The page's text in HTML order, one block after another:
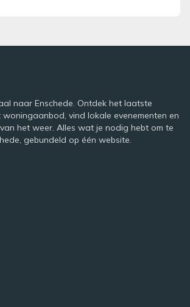
naar Enschede. Ontdek het laatste
woningaanbod, vind lokale evenementen en
het weer. Alles wat je nodig hebt om te
gebundeld op één website.